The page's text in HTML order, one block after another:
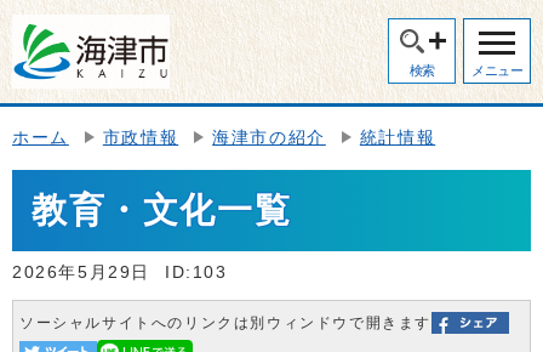
検索 メニュー
ホーム 市政情報 海津市の紹介 統計情報
教育・文化一覧
2026年5月29日 ID:103
ソーシャルサイトへのリンクは別ウィンドウで開きます